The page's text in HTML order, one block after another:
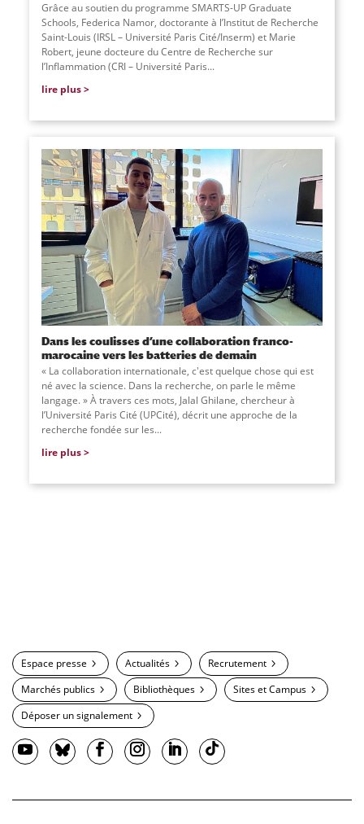
Grâce au soutien du programme SMARTS-UP Graduate
Schools, Federica Namor, doctorante à l’Institut de Recherche
Saint-Louis (IRSL – Université Paris Cité/Inserm) et Marie
Robert, jeune docteure du Centre de Recherche sur
l’Inflammation (CRI – Université Paris...
lire plus
Dans les coulisses d’une collaboration franco-
marocaine vers les batteries de demain
« La collaboration internationale, c'est quelque chose qui est
né avec la science. Dans la recherche, on parle le même
langage. » À travers ces mots, Jalal Ghilane, chercheur à
l’Université Paris Cité (UPCité), décrit une approche de la
recherche fondée sur les...
lire plus
Espace presse Actualités
Recrutement
Marchés publics
Bibliothèques
Sites et Campus
Déposer un signalement